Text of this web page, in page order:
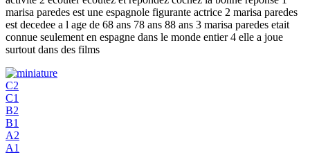
marisa paredes est une espagnole figurante actrice 2 marisa paredes
est decedee a l age de 68 ans 78 ans 88 ans 3 marisa paredes etait
connue seulement en espagne dans le monde entier 4 elle a joue
surtout dans des films
C2
C1
B2
B1
A2
A1